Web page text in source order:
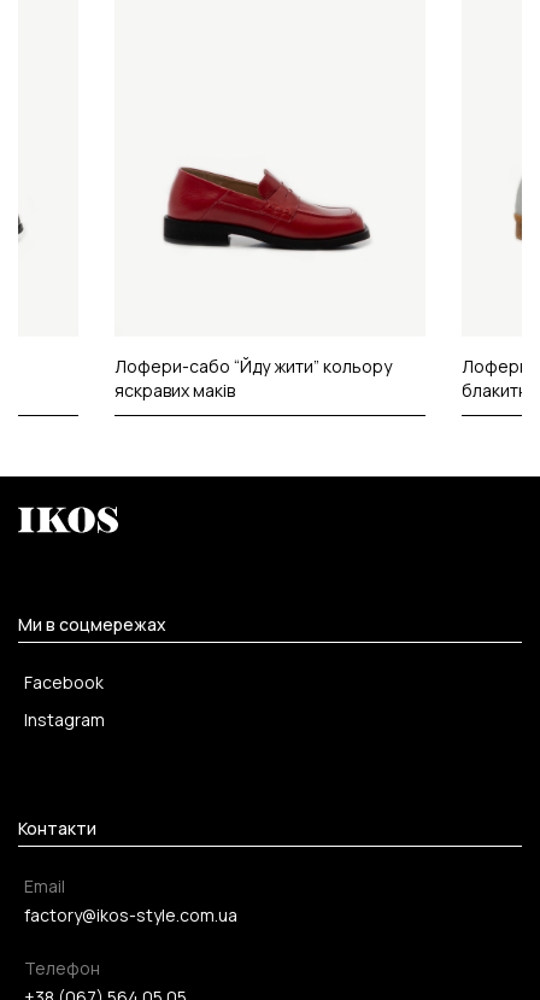
Лофери-сабо “Йду жити” кольору
яскравих маків
Лофери з
Ми в соцмережах
Facebook
Instagram
Контакти
Email
factory@ikos-style.com.ua
Телефон